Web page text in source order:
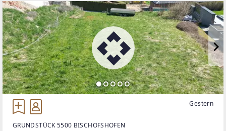
Gestern
GRUNDSTÜCK 5500 BISCHOFSHOFEN